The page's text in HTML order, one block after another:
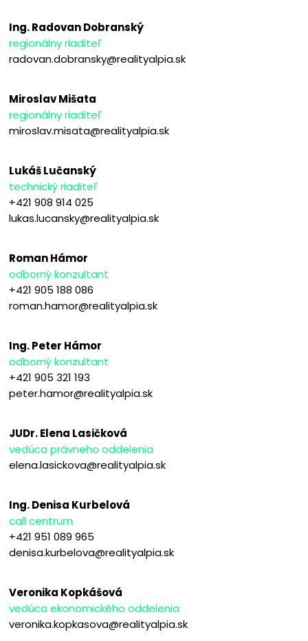
Ing. Radovan Dobranský
regionálny riaditeľ
radovan.dobransky@realityalpia.sk
Miroslav Mišata
regionálny riaditeľ
miroslav.misata@realityalpia.sk
Lukáš Lučanský
technický riaditeľ
+421 908 914 025
lukas.lucansky@realityalpia.sk
Roman Hámor
odborný konzultant
+421 905 188 086
roman.hamor@realityalpia.sk
Ing. Peter Hámor
odborný konzultant
+421 905 321 193
peter.hamor@realityalpia.sk
JUDr. Elena Lasičková
vedúca právneho oddelenia
elena.lasickova@realityalpia.sk
Ing. Denisa Kurbelová
call centrum
+421 951 089 965
denisa.kurbelova@realityalpia.sk
Veronika Kopkášová
vedúca ekonomického oddelenia
veronika.kopkasova@realityalpia.sk